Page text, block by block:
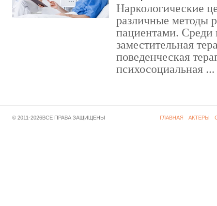
Наркологические
различные методы
пациентами. Среди
заместительная
поведенческая
психосоциальная ...
© 2011-2026ВСЕ ПРАВА ЗАЩИЩЕНЫ ГЛАВНАЯ АКТЕРЫ